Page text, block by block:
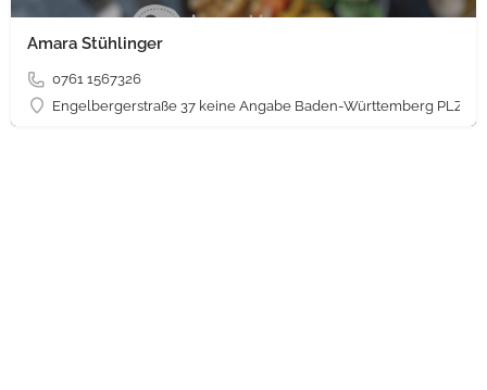
Amara Stühlinger
0761 1567326
Engelbergerstraße 37 keine Angabe Baden-Württemberg PLZ